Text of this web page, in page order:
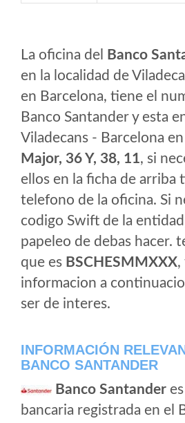
La oficina del Banco
en la localidad de
en Barcelona, tiene el
Banco Santander y esta
Viladecans - Barcelona
Major, 36 Y, 38, 11, si
ellos en la ficha de arriba
telefono de la oficina. Si
codigo Swift de la
papeleo de debas hacer.
que es BSCHESMMXXX,
informacion a
ser de interes.
INFORMACIÓN
BANCO SANTANDER
Banco Santander
bancaria registrada en el